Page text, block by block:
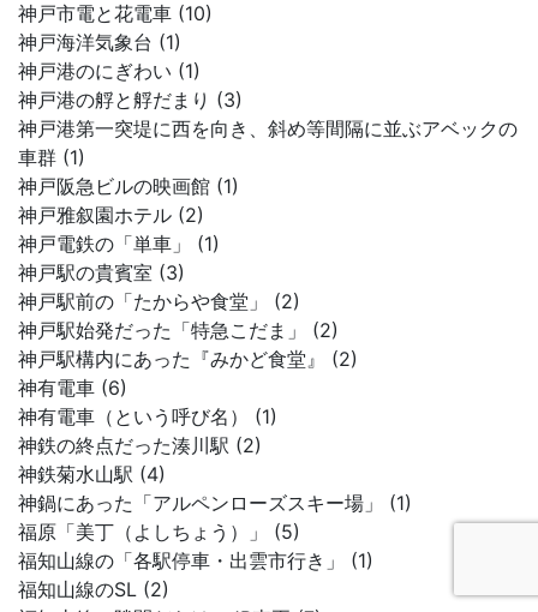
神戸市電と花電車 (10)
神戸海洋気象台 (1)
神戸港のにぎわい (1)
神戸港の艀と艀だまり (3)
神戸港第一突堤に西を向き、斜め等間隔に並ぶアベックの
車群 (1)
神戸阪急ビルの映画館 (1)
神戸雅叙園ホテル (2)
神戸電鉄の「単車」 (1)
神戸駅の貴賓室 (3)
神戸駅前の「たからや食堂」 (2)
神戸駅始発だった「特急こだま」 (2)
神戸駅構内にあった『みかど食堂』 (2)
神有電車 (6)
神有電車（という呼び名） (1)
神鉄の終点だった湊川駅 (2)
神鉄菊水山駅 (4)
神鍋にあった「アルペンローズスキー場」 (1)
福原「美丁（よしちょう）」 (5)
福知山線の「各駅停車・出雲市行き」 (1)
福知山線のSL (2)